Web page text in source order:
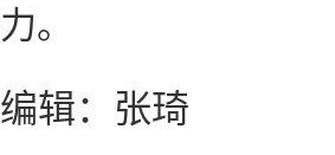
力。
编辑：张琦